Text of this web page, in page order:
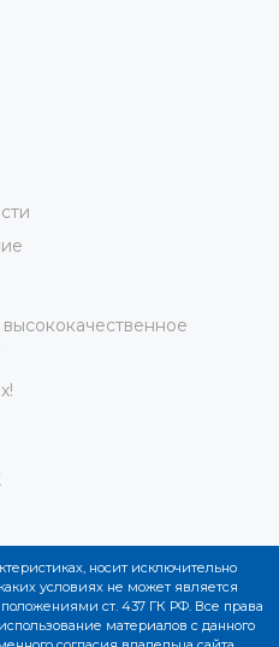
носит исключительно
условиях не может является
ст. 437 ГК РФ. Все права
материалов с данного